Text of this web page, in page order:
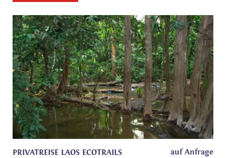
PRIVATREISE LAOS ECOTRAILS auf Anfrage